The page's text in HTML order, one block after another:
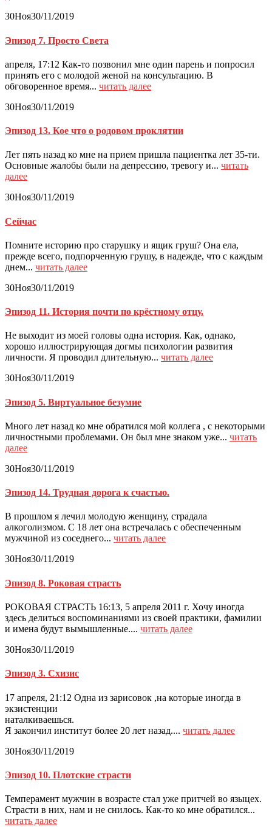
30Ноя30/11/2019
Эпизод 7. Просто Света
апреля, 17:12 Как-то позвонил мне один парень и попросил
принять его с молодой женой на консультацию. В
обговоренное время... читать далее
30Ноя30/11/2019
Эпизод 13. Кое что о родовом проклятии
Лет пять назад ко мне на прием пришла пациентка лет 35-ти.
Основные жалобы были на депрессию, тревогу и... читать
далее
30Ноя30/11/2019
Сейчас
Помните историю про старушку и ящик груш? Она ела,
прежде всего, подпорченную грушу, в надежде, что с каждым
днем... читать далее
30Ноя30/11/2019
Эпизод 11. История почти по крёстному отцу.
Не выходит из моей головы одна история. Как, однако,
хорошо иллюстрирующая догмы психологии развития
личности. Я проводил длительную... читать далее
30Ноя30/11/2019
Эпизод 5. Виртуальное безумие
Много лет назад ко мне обратился мой коллега , с некоторыми
личностными проблемами. Он был мне знаком уже... читать
далее
30Ноя30/11/2019
Эпизод 14. Трудная дорога к счастью.
В прошлом я лечил молодую женщину, страдала
алкоголизмом. С 18 лет она встречалась с обеспеченным
мужчиной из соседнего... читать далее
30Ноя30/11/2019
Эпизод 8. Роковая страсть
РОКОВАЯ СТРАСТЬ 16:13, 5 апреля 2011 г. Хочу иногда
здесь делиться воспоминаниями из своей практики, фамилии
и имена будут вымышленные.... читать далее
30Ноя30/11/2019
Эпизод 3. Схизис
17 апреля, 21:12 Одна из зарисовок ,на которые иногда в
экзистенции
Я закончил институт более 20 лет назад.... читать далее
30Ноя30/11/2019
Эпизод 10. Плотские страсти
Темперамент мужчин в возрасте стал уже притчей во языцех.
Страсти в них, нам и не снилось. Как-то ко мне обратился...
читать далее